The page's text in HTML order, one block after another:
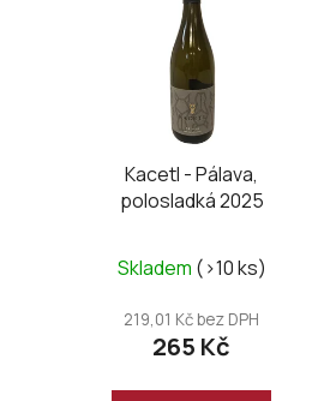
Kacetl - Pálava,
polosladká 2025
Skladem (>10 ks)
219,01 Kč bez DPH
265 Kč